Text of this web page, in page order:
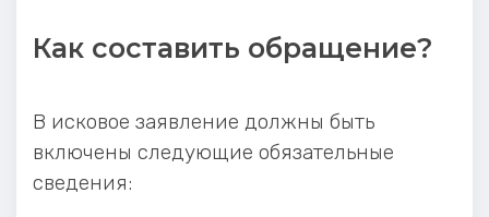
Как составить обращение?
В исковое заявление должны быть
включены следующие обязательные
сведения: